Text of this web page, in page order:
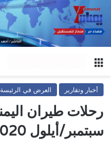
أخبار وتقارير العرض في الرئيسة
سبتمبر/أيلول 2020